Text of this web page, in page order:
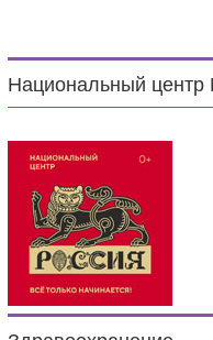
Национальный центр